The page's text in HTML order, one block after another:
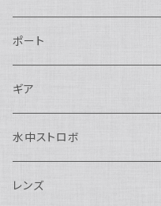
Nikon用
Nauticam
SEA&SEA
Canon用
Nauticam
SEA&SEA
Sony用
Nautciam
OM SYSTEM用
ポート
Nauticam
N120ドームポート
N120マクロポート
SEA&SEA
ドームポート
AOI
ギア
AOI
OM SYSTEM用
Nauticam
水中ストロボ
SEA&SEA
レンズ